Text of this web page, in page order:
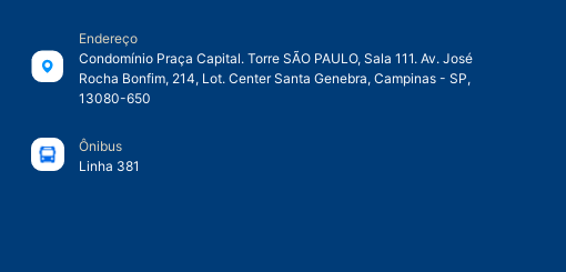
Endereço
Condomínio Praça Capital. Torre SÃO PAULO, Sala 111. Av. José
Rocha Bonfim, 214, Lot. Center Santa Genebra, Campinas - SP,
13080-650
Ônibus
Linha 381